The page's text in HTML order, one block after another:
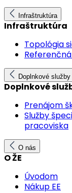
Infraštruktúra
Infraštruktúra
Topológia
Doplnkové služby
Doplnkové
Prenájom
Služby
pracoviska
O nás
O ŽE
Úvodom
Nákup EE